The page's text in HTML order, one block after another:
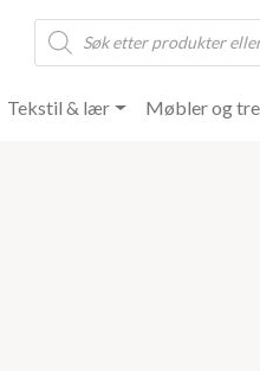
Products
search
Tekstil & lær Møbler og